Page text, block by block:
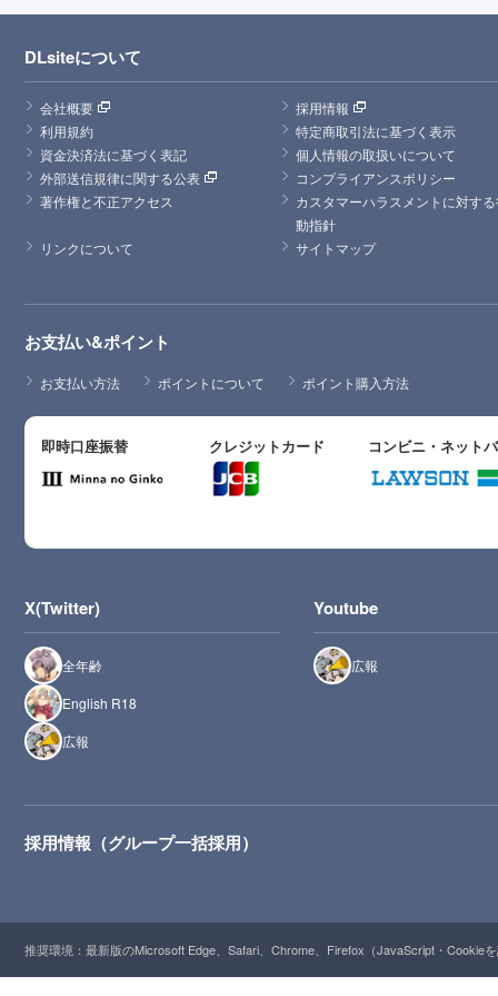
DLsiteについて
会社概要
採用情報
利用規約
特定商取引法に基づく表示
資金決済法に基づく表記
個人情報の取扱いについて
外部送信規律に関する公表
コンプライアンスポリシー
著作権と不正アクセス
カスタマーハラスメントに対す
動指針
リンクについて
サイトマップ
お支払い&ポイント
お支払い方法 ポイントについて ポイント購入方法
即時口座振替 クレジットカード コンビニ・ネット
X(Twitter)
全年齢
English R18
広報
Youtube
広報
採用情報（グループ一括採用）
推奨環境：最新版のMicrosoft Edge、Safari、Chrome、Firefox（JavaScript・Cookie